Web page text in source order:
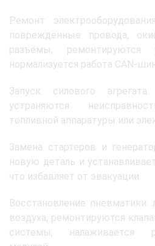
Ремонт
повреждённые провода,
разъёмы, ремонтируются
нормализуется работа CAN-
Запуск силового
устраняются
топливной аппаратуры или
Замена стартеров и
новую деталь и
что избавляет от эвакуации.
Восстановление пневматики:
воздуха, ремонтируются
системы, налаживается